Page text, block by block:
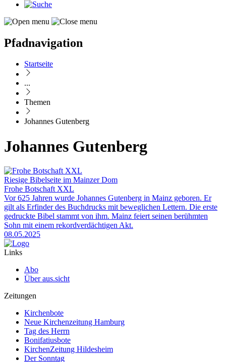
Pfadnavigation
Startseite
...
Themen
Johannes Gutenberg
Johannes Gutenberg
Riesige Bibelseite im Mainzer Dom
Frohe Botschaft XXL
Vor 625 Jahren wurde Johannes Gutenberg in Mainz geboren. Er
gilt als Erfinder des Buchdrucks mit beweglichen Lettern. Die erste
gedruckte Bibel stammt von ihm. Mainz feiert seinen berühmten
Sohn mit einem rekordverdächtigen Akt.
08.05.2025
Links
Abo
Über aus.sicht
Zeitungen
Kirchenbote
Neue Kirchenzeitung Hamburg
Tag des Herrn
Bonifatiusbote
KirchenZeitung Hildesheim
Der Sonntag